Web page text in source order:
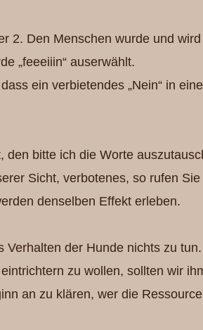
2. Den Menschen wurde und
„feeeiiin“ auserwählt.
ein verbietendes „Nein“ in
den bitte ich die Worte
Sicht, verbotenes, so rufen
denselben Effekt erleben.
Verhalten der Hunde nichts zu
zu wollen, sollten wir
an zu klären, wer die